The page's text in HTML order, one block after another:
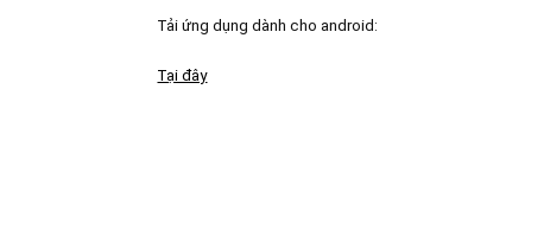
Tải ứng dụng dành cho android:
Tại đây